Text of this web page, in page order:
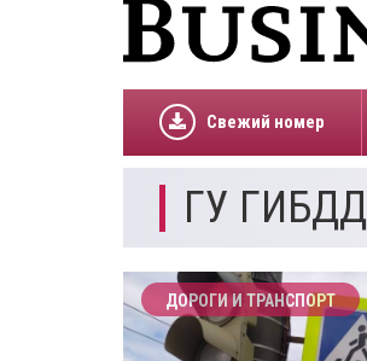
Свежий номер
ГУ ГИБДД
ДОРОГИ И ТРАНСПОРТ